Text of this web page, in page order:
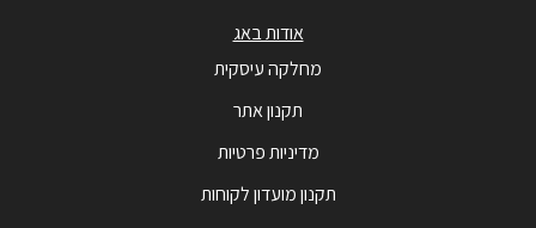
אודות באג
מחלקה עיסקית
תקנון אתר
מדיניות פרטיות
תקנון מועדון לקוחות